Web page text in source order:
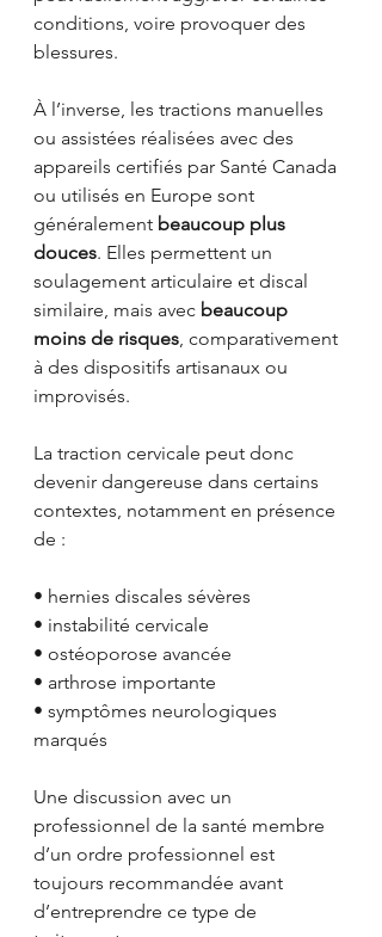
conditions, voire provoquer des
blessures.
À l’inverse, les tractions manuelles
ou assistées réalisées avec des
appareils certifiés par Santé Canada
ou utilisés en Europe sont
généralement beaucoup plus
douces. Elles permettent un
soulagement articulaire et discal
similaire, mais avec beaucoup
moins de risques , comparativement
à des dispositifs artisanaux ou
improvisés.
La traction cervicale peut donc
devenir dangereuse dans certains
contextes, notamment en présence
de :
• hernies discales sévères
• instabilité cervicale
• ostéoporose avancée
• arthrose importante
• symptômes neurologiques
marqués
Une discussion avec un
professionnel de la santé membre
d’un ordre professionnel est
toujours recommandée avant
d’entreprendre ce type de